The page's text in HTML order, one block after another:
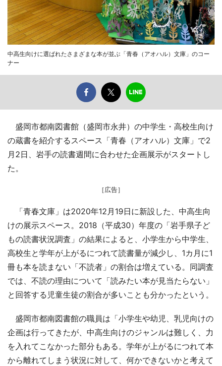
中高生向けに選ばれたさまざまな本が並ぶ「青春（アオハル）文庫」のコー
ナー
盛岡市都南図書館（盛岡市永井）の中学生・高校生向け
の蔵書を紹介するスペース「青春（アオハル）文庫」で2
月2日、岩手の読書週間に合わせた企画展示がスタートし
た。
［広告］
「青春文庫」は2020年12月19日に新設した、中高生向
けの展示スペース。2018（平成30）年度の「岩手県子ど
もの読書状況調査」の結果によると、小学生から中学生、
高校生と学年が上がるにつれて読書量が減少し、1カ月に1
冊も本を読まない「不読者」の割合は増えている。同調査
では、不読の理由について「読みたい本が見当たらない」
と回答する児童生徒の割合が多いことも分かったという。
盛岡市都南図書館の職員は「小学生や幼児、乳児向けの
企画は行ってきたが、中高生向けのジャンルは難しく、力
を入れてこなかった部分もある。学年が上がるにつれて本
から離れてしまう状況に対して、何かできないかと考えて